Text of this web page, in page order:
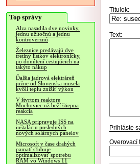
Top správy
Alza nasadila dve novinky,
jednu užitočnú a jednu
kontroverznú
Železnice predávajú dve
tretiny lístkov elektronicky,
po donútení cestujúcich na
takýto nákup
Ďalšia jadrová elektráreň
južne od Slovenska musela
kvôli teplu znížiť výkon
V štvrtom reaktore
Mochoviec už beží štiepna
reakcia
NASA pripravuje ISS na
inštaláciu posledných
nových solárnych panelov
Microsoft v čase drahých
pamätí sľubuje
optimalizovať spotrebu
RAM vo Windows 11
Titulok:
Text:
Prihláste
Overovací